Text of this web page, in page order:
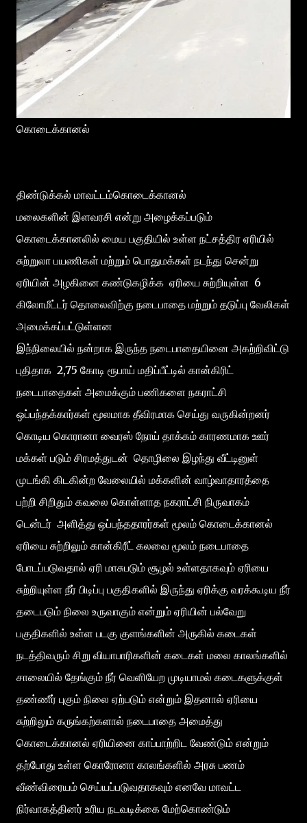
கொடைக்கானல்
திண்டுக்கல் மாவட்டம்கொடைக்கானல்
மலைகளின் இளவரசி என்று அழைக்கப்படும்
கொடைக்கானலில் மைய பகுதியில் உள்ள நட்சத்திர ஏரியில்
சுற்றுலா பயணிகள் மற்றும் பொதுமக்கள் நடந்து சென்று
ஏரியின் அழகினை கண்டுகழிக்க ஏரியை சுற்றியுள்ள 6
கிலோமீட்டர் தொலைவிற்கு நடைபாதை மற்றும் தடுப்பு வேலிகள்
அமைக்கப்பட்டுள்ளன
இந்நிலையில் நன்றாக இருந்த நடைபாதையினை அகற்றிவிட்டு
புதிதாக 2,75 கோடி ரூபாய் மதிப்பீட்டில் கான்கிரிட்
நடைபாதைகள் அமைக்கும் பணிகளை நகராட்சி
ஒப்பந்தக்கார்கள் மூலமாக தீவிரமாக செய்து வருகின்றனர்
கொடிய கொரானா வைரஸ் நோய் தாக்கம் காரணமாக ஊர்
மக்கள் படும் சிரமத்துடன் தொழிலை இழந்து வீட்டினுள்
முடங்கி கிடகின்ற வேலையில் மக்களின் வாழ்வாதாரத்தை
பற்றி சிறிதும் கவலை கொள்ளாத நகராட்சி நிருவாகம்
டென்டர் அளித்து ஒப்பந்ததாரர்கள் மூலம் கொடைக்கானல்
ஏரியை சுற்றிலும் கான்கிரீட் கலவை மூலம் நடைபாதை
போடப்படுவதால் ஏரி மாசுபடும் சூழல் உள்ளதாகவும் ஏரியை
சுற்றியுள்ள நீர் பிடிப்பு பகுதிகளில் இருந்து ஏரிக்கு வரக்கூடிய நீர்
தடைபடும் நிலை உருவாகும் என்றும் ஏரியின் பல்வேறு
பகுதிகளில் உள்ள படகு குளங்களின் அருகில் கடைகள்
நடத்திவரும் சிறு வியாபாரிகளின் கடைகள் மலை காலங்களில்
சாலையில் தேங்கும் நீர் வெளியேற முடியாமல் கடைகளுக்குள்
தண்ணீர் புகும் நிலை ஏற்படும் என்றும் இதனால் ஏரியை
சுற்றிலும் கருங்கற்களால் நடைபாதை அமைத்து
கொடைக்கானல் ஏரியினை காப்பாற்றிட வேண்டும் என்றும்
தற்போது உள்ள கொரோனா காலங்களில் அரசு பணம்
வீண்விரையம் செய்யப்படுவதாகவும் எனவே மாவட்ட
நிர்வாகத்தினர் உரிய நடவடிக்கை மேற்கொண்டும்